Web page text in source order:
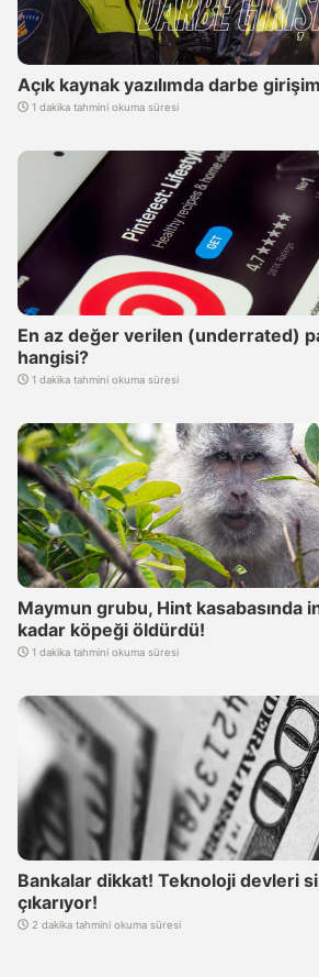
Açık kaynak yazılımda darbe
1 dakika tahmini okuma süresi
En az değer verilen (underrated)
hangisi?
1 dakika tahmini okuma süresi
Maymun grubu, Hint kasabasında
kadar köpeği öldürdü!
1 dakika tahmini okuma süresi
Bankalar dikkat! Teknoloji devleri
çıkarıyor!
2 dakika tahmini okuma süresi